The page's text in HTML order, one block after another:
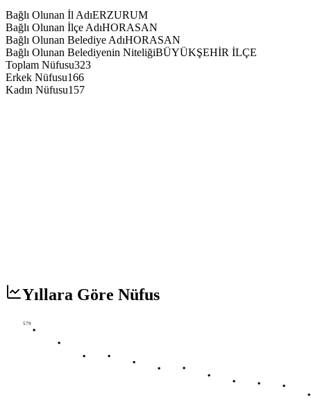
Bağlı Olunan İl AdıERZURUM
Bağlı Olunan İlçe AdıHORASAN
Bağlı Olunan Belediye AdıHORASAN
Bağlı Olunan Belediyenin NiteliğiBÜYÜKŞEHİR İLÇE
Toplam Nüfusu323
Erkek Nüfusu166
Kadın Nüfusu157
Yıllara Göre Nüfus
579